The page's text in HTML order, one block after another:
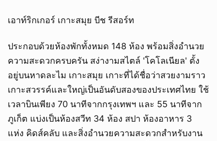
เอาท์ริกเกอร์ เกาะสมุย บีช รีสอร์ท
ประกอบด้วยห้องพักทั้งหมด 148 ห้อง พร้อมสิ่งอำนวย
ความสะดวกครบครัน สง่างามสไตล์ 'โคโลเนียล' ตั้ง
อยู่บนหาดละไม เกาะสมุย เกาะที่ได้ชื่อว่าสวยงามราว
เกาะสวรรค์และใหญ่เป็นอันดับสองของประเทศไทย ใช้
เวลาบินเพียง 70 นาทีจากกรุงเทพฯ และ 55 นาทีจาก
ภูเก็ต แบ่งเป็นห้องสวีท 34 ห้อง สปา ห้องอาหาร 3
แห่ง คิดส์คลับ และสิ่งอำนวยความสะดวกสำหรับงาน